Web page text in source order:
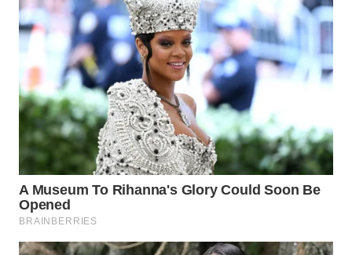
WN
CIANJUR
WN
KEPULAUAN
SERIBU
WN
TANGERANG
WN
BINJAI